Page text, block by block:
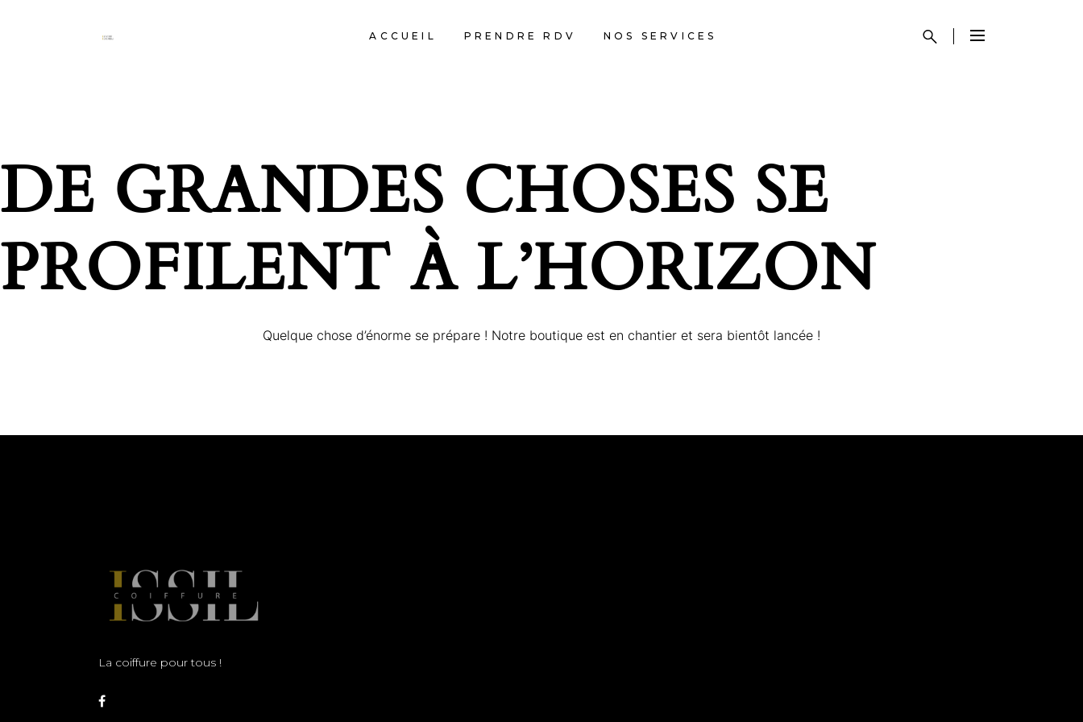
ACCUEIL PRENDRE RDV NOS SERVICES
DE GRANDES CHOSES SE
PROFILENT À L’HORIZON
Quelque chose d’énorme se prépare ! Notre boutique est en chantier et sera bientôt lancée !
La coiffure pour tous !